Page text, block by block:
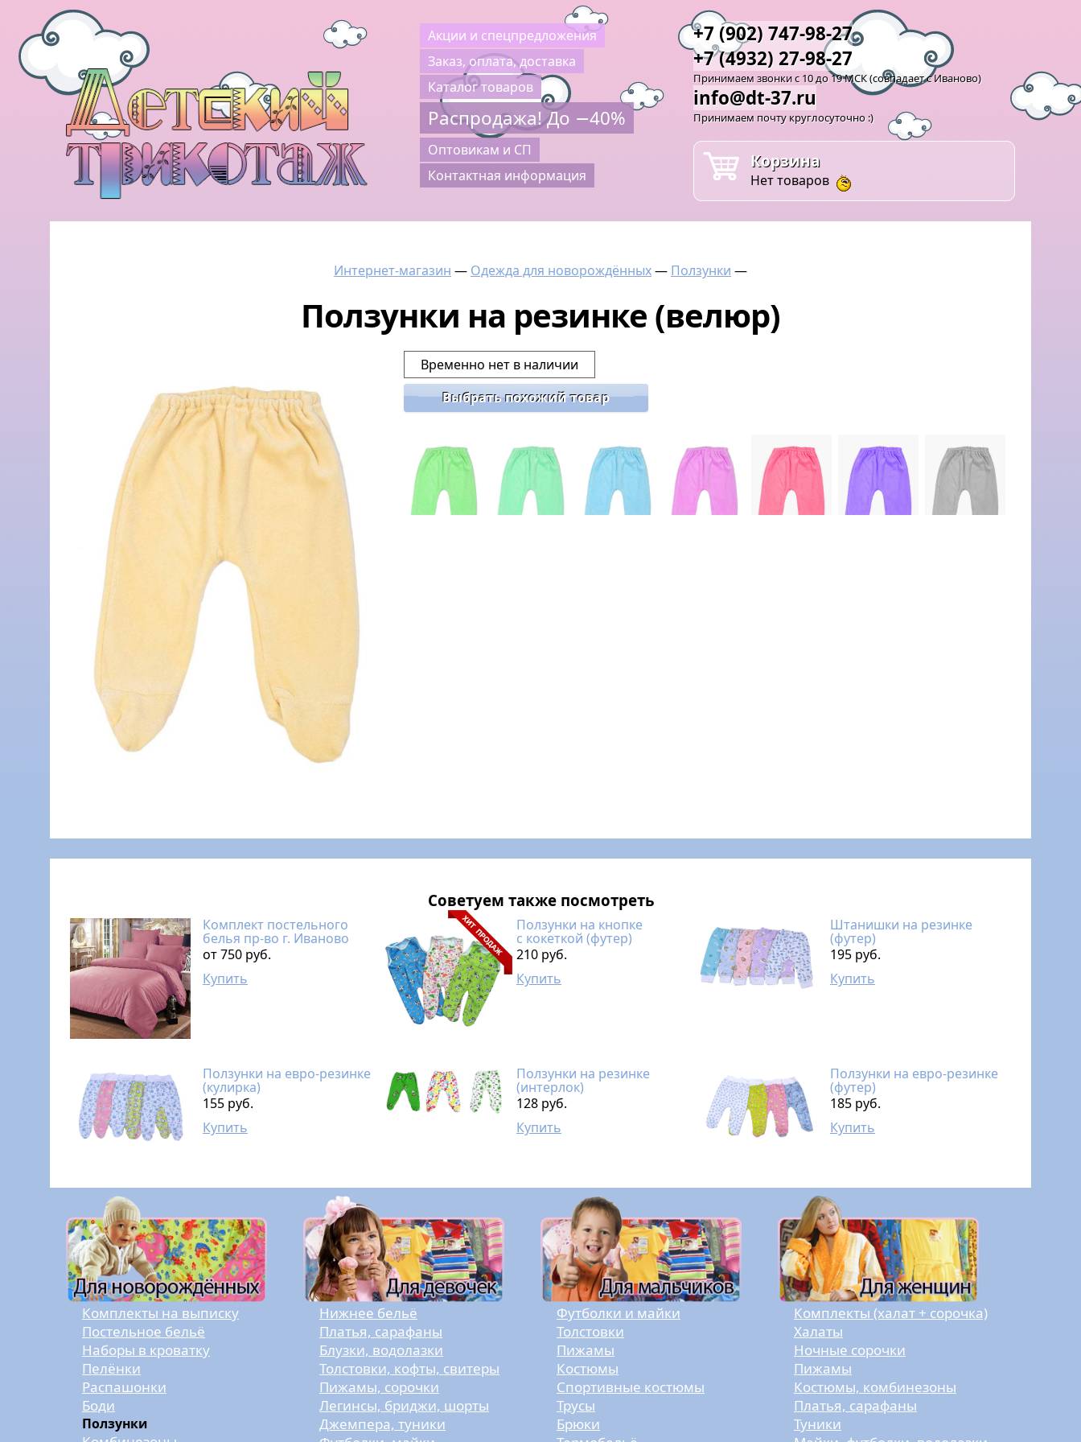
Акции и спецпредложения
Заказ, оплата, доставка
Каталог товаров
Распродажа! До −40%
Оптовикам и СП
Контактная информация
+7 (902) 747-98-27
+7 (4932) 27-98-27
Принимаем звонки с 10 до 19 МСК (совпадает с Иваново)
info@dt-37.ru
Принимаем почту круглосуточно :)
Корзина
Нет товаров
Интернет-магазин — Одежда для новорождённых— Ползунки —
Ползунки на резинке (велюр)
Временно нет в наличии
Выбрать похожий товар
Советуем также посмотреть
Комплект постельного
белья пр-во г. Иваново
от 750 руб.
Купить
Ползунки на кнопке
с кокеткой (футер)
210 руб.
Купить
Штанишки на резинке
(футер)
195 руб.
Купить
Ползунки на евро-резинке
(кулирка)
155 руб.
Купить
Ползунки на резинке
(интерлок)
128 руб.
Купить
Ползунки на евро-резинке
(футер)
185 руб.
Купить
Комплекты на выписку
Постельное бельё
Наборы в кроватку
Пелёнки
Распашонки
Боди
Ползунки
Нижнее бельё
Платья, сарафаны
Блузки, водолазки
Толстовки, кофты, свитеры
Пижамы, сорочки
Легинсы, бриджи, шорты
Джемпера, туники
Футболки и майки
Толстовки
Пижамы
Костюмы
Спортивные костюмы
Трусы
Брюки
Комплекты (халат + сорочка)
Халаты
Ночные сорочки
Пижамы
Костюмы, комбинезоны
Платья, сарафаны
Туники